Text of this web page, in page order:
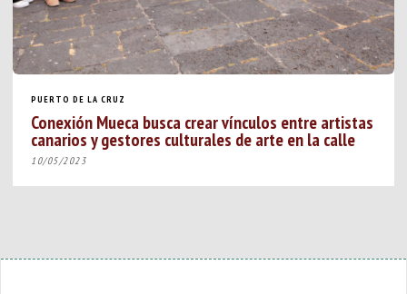
PUERTO DE LA CRUZ
Conexión Mueca busca crear vínculos entre artistas
canarios y gestores culturales de arte en la calle
10/05/2023